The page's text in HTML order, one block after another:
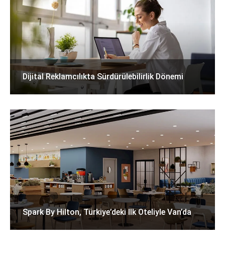
Dijital Reklamcılıkta Sürdürülebilirlik Dönemi
Spark By Hilton, Türkiye’deki Ilk Oteliyle Van’da